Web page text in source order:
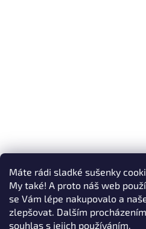
Máte rádi sladké sušenky
My také! A proto náš web
se Vám lépe nakupovalo a
zlepšovat. Dalším
souhlas s jejich používáním.